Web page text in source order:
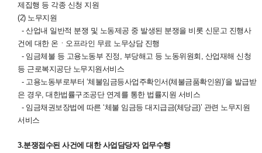
제집행 등 각종 신청 지원
(2) 노무지원
- 산업내 일반적 분쟁 및 노동제공 중 발생된 분쟁을 비롯 신문고 진행사
건에 대한 온ㆍ오프라인 무료 노무상담 진행
- 임금체불 등 고용노동부 진정, 부당해고 등 노동위원회, 산업재해 신청
등 근로복지공단 노무지원서비스
- 고용노동부로부터 ‘체불임금등사업주확인서(체불금품확인원)’을 발급받
은 경우, 대한법률구조공단 연계를 통한 법률지원 서비스
- 임금채권보장법에 따른 ‘체불 임금등 대지급금(체당금)’ 관련 노무지원
서비스
3.분쟁접수된 사건에 대한 사업담당자 업무수행